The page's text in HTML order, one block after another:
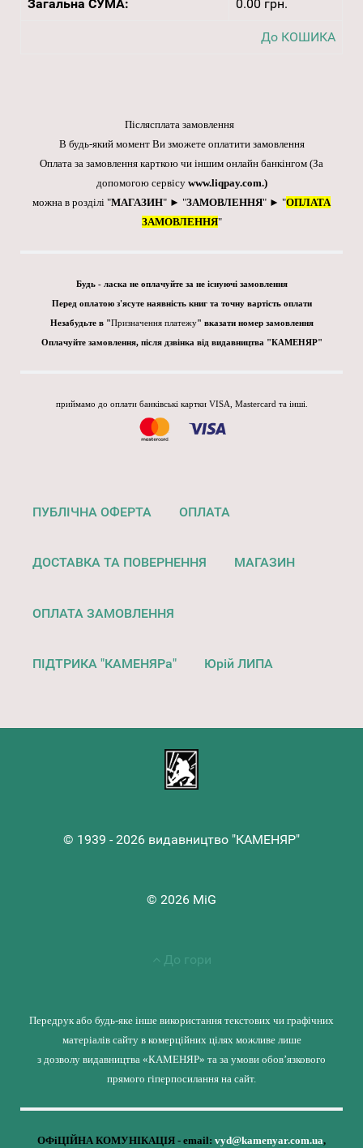
Загальна СУМА: 0.00 грн.
До КОШИКА
Післясплата замовлення
В будь-який момент Ви зможете оплатити замовлення
Оплата за замовлення карткою чи іншим онлайн банкінгом (За
допомогою сервісу www.liqpay.com.)
можна в розділі "МАГАЗИН" ► "ЗАМОВЛЕННЯ" ► "ОПЛАТА
ЗАМОВЛЕННЯ"
Будь - ласка не оплачуйте за не існуючі замовлення
Перед оплатою з'ясуте наявність книг та точну вартість оплати
Незабудьте в "Призначення платежу" вказати номер замовлення
Оплачуйте замовлення, після дзвінка від видавництва "КАМЕНЯР"
приймамо до оплати банківські картки VISA, Mastercard та інші.
ПУБЛІЧНА ОФЕРТА ОПЛАТА
ДОСТАВКА ТА ПОВЕРНЕННЯ МАГАЗИН
ОПЛАТА ЗАМОВЛЕННЯ
ПІДТРИКА "КАМЕНЯРа" Юрій ЛИПА
© 1939 - 2026 видавництво "КАМЕНЯР"
© 2026 MiG
До гори
Передрук або будь-яке інше використання текстових чи графічних
матеріалів сайту в комерційних цілях можливе лише
з дозволу видавництва «КАМЕНЯР» та за умови обов’язкового
прямого гіперпосилання на сайт.
ОФіЦІЙНА КОМУНІКАЦІЯ - email: vyd@kamenyar.com.ua,